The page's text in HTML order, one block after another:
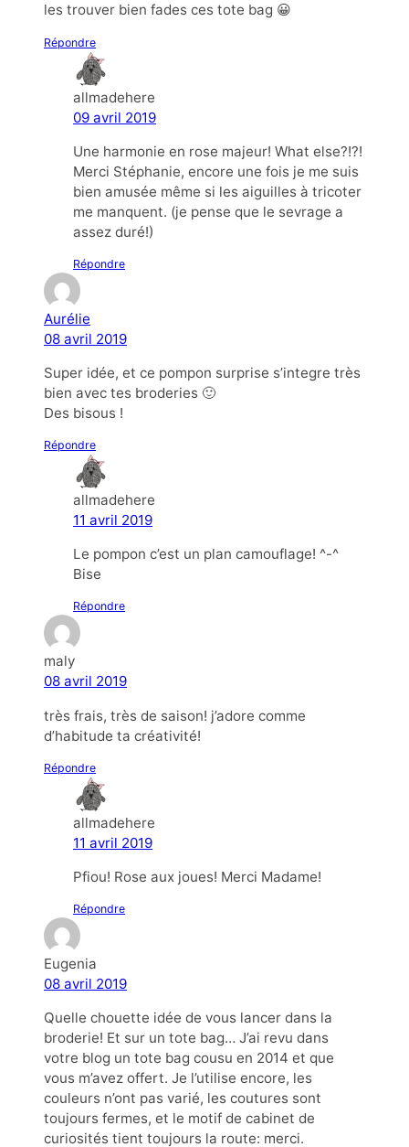
les trouver bien fades ces tote bag 😀
Répondre
allmadehere
09 avril 2019
Une harmonie en rose majeur! What else?!?!
Merci Stéphanie, encore une fois je me suis
bien amusée même si les aiguilles à tricoter
me manquent. (je pense que le sevrage a
assez duré!)
Répondre
Aurélie
08 avril 2019
Super idée, et ce pompon surprise s’integre très
bien avec tes broderies 🙂
Des bisous !
Répondre
allmadehere
11 avril 2019
Le pompon c’est un plan camouflage! ^-^
Bise
Répondre
maly
08 avril 2019
très frais, très de saison! j’adore comme
d’habitude ta créativité!
Répondre
allmadehere
11 avril 2019
Pfiou! Rose aux joues! Merci Madame!
Répondre
Eugenia
08 avril 2019
Quelle chouette idée de vous lancer dans la
broderie! Et sur un tote bag… J’ai revu dans
votre blog un tote bag cousu en 2014 et que
vous m’avez offert. Je l’utilise encore, les
couleurs n’ont pas varié, les coutures sont
toujours fermes, et le motif de cabinet de
curiosités tient toujours la route: merci.